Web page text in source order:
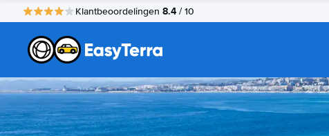
Klantbeoordelingen 8.4 / 10